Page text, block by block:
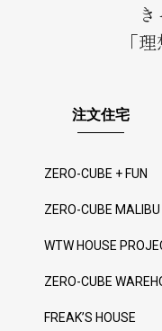
「
注文住宅
ZERO-CUBE + FUN
ZERO-CUBE MALIBU
WTW HOUSE
ZERO-CUBE
FREAK’S HOUSE